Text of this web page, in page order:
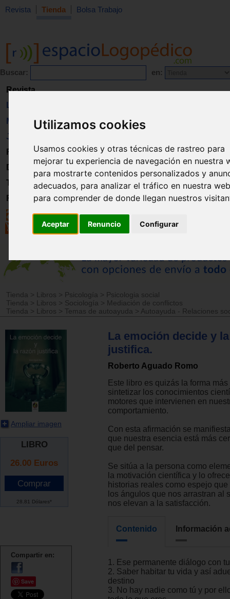
Utilizamos cookies
Usamos cookies y otras técnicas de rastreo para
mejorar tu experiencia de navegación en nuestra
para mostrarte contenidos personalizados y
adecuados, para analizar el tráfico en nuestra
para comprender de donde llegan nuestros
Aceptar Renuncio Configurar
Revista Tienda Bolsa Trabajo
Buscar: en:
Revista
Libros
Material
Juguetes
Formación
Directorio
Trabajo
Registro
Tienda > Libros > Psicología > Psicologia social
Tienda
> Libros > Sociología > Mediación de conflictos
Tienda
> Libros > Temas de autoayuda > Autoayuda - Relaciones
Ampliar imagen
LIBRO
26.00 Euros
28.81 Dólares*
Compartir en:
Save
La emoción decide y
justifica.
Roberto Aguado Romo
Este libro es quizás la forma
sintetizar los conocimientos
motores que intervienen en
comportamiento.
Con esta afirmación se
que nuestra esencia está más
que del pensar.
Se sitúa a la persona como
la motivación científica y lo
historias reales como espejo
los ángulos que nos arrastran al
nos elevan a la satisfacción.
Contenido Información
1. Ese permanente diálogo con
2. Saber habitar tu vida y así
destino
3. No hay nadie como tú y por